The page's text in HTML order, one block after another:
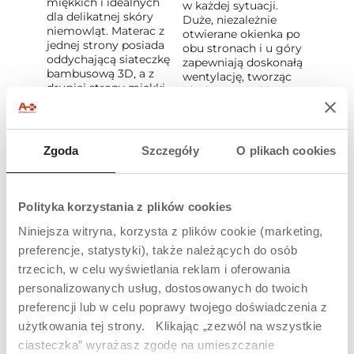
Zgoda Szczegóły O plikach cookies
Polityka korzystania z plików cookies
Niniejsza witryna, korzysta z plików cookie (marketing,
preferencje, statystyki), także należących do osób
trzecich, w celu wyświetlania reklam i oferowania
personalizowanych usług, dostosowanych do twoich
preferencji lub w celu poprawy twojego doświadczenia z
użytkowania tej strony. Klikając „zezwól na wszystkie
ciasteczka” wyrażasz zgodę na umieszczanie
dla delikatnej skóry
niemowląt. Materac z
jednej strony posiada
oddychającą siateczkę
bambusową 3D, a z
drugiej strony miękki
uczucie suchości i
zwiększa komfort
termiczny dzięki
właściwościom
wilgoci: w ten sposób
zapewnia dziecku
komfort o każdej
porze roku.
w każdej sytuacji.
Duże, niezależnie
otwierane okienka po
obu stronach i u góry
zapewniają doskonałą
wentylację, tworząc
idealne warunki w
okienka można
zamknąć
materiałowymi
klapkami, aby
komfort i dobre